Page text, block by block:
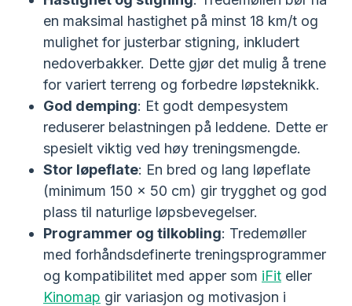
en maksimal hastighet på minst 18 km/t og
mulighet for justerbar stigning, inkludert
nedoverbakker. Dette gjør det mulig å trene
for variert terreng og forbedre løpsteknikk.
God demping: Et godt dempesystem
reduserer belastningen på leddene. Dette er
spesielt viktig ved høy treningsmengde.
Stor løpeflate: En bred og lang løpeflate
(minimum 150 x 50 cm) gir trygghet og god
plass til naturlige løpsbevegelser.
Programmer og tilkobling: Tredemøller
med forhåndsdefinerte treningsprogrammer
og kompatibilitet med apper som iFit eller
Kinomap gir variasjon og motivasjon i